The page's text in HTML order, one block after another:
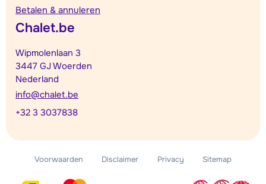
Betalen & annuleren
Chalet.be
Wipmolenlaan 3
3447 GJ Woerden
Nederland
info@chalet.be
+32 3 3037838
Voorwaarden Disclaimer Privacy Sitemap